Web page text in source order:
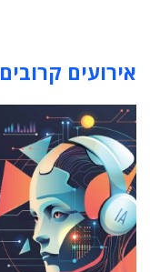
אירועים קרובים